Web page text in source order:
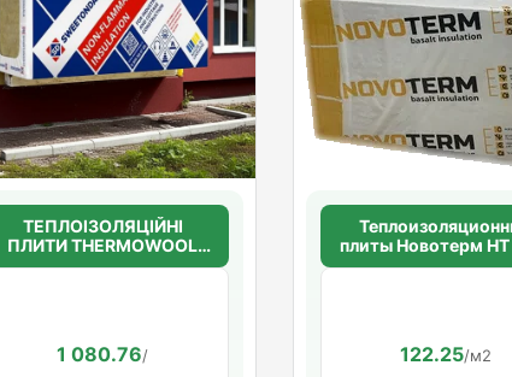
ТЕПЛОІЗОЛЯЦІЙНІ
ПЛИТИ THERMOWOOL
FAS EFFECT 135 100мм.
1 080.76/
плиты Новотерм НТ
Фасад 80
122.25/м2